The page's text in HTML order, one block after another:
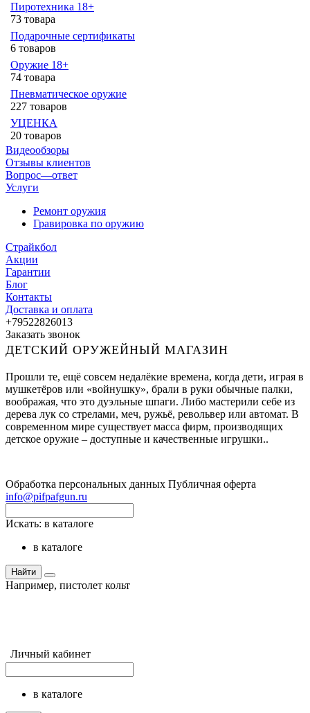
Пиротехника 18+
73 товара
Подарочные сертификаты
6 товаров
Оружие 18+
74 товара
Пневматическое оружие
227 товаров
УЦЕНКА
20 товаров
Видеообзоры
Отзывы клиентов
Вопрос—ответ
Услуги
Ремонт оружия
Гравировка по оружию
Страйкбол
Акции
Гарантии
Блог
Контакты
Доставка и оплата
+79522826013
Заказать звонок
ДЕТСКИЙ ОРУЖЕЙНЫЙ МАГАЗИН
Прошли те, ещё совсем недалёкие времена, когда дети, играя в
мушкетёров или «войнушку», брали в руки обычные палки,
воображая, что это дуэльные шпаги. Либо мастерили себе из
дерева лук со стрелами, меч, ружьё, револьвер или автомат. В
современном мире существует масса фирм, производящих
детское оружие – доступные и качественные игрушки..
Обработка персональных данных Публичная оферта
info@pifpafgun.ru
Искать: в каталоге
в каталоге
Найти
Например, пистолет кольт
Личный кабинет
в каталоге